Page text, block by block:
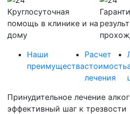
Круглосуточная
помощь в клинике и на
дому
Наши
преимущества
Расчет
стоимость
лечения
Принудительное лечение
эффективный шаг к трезвости